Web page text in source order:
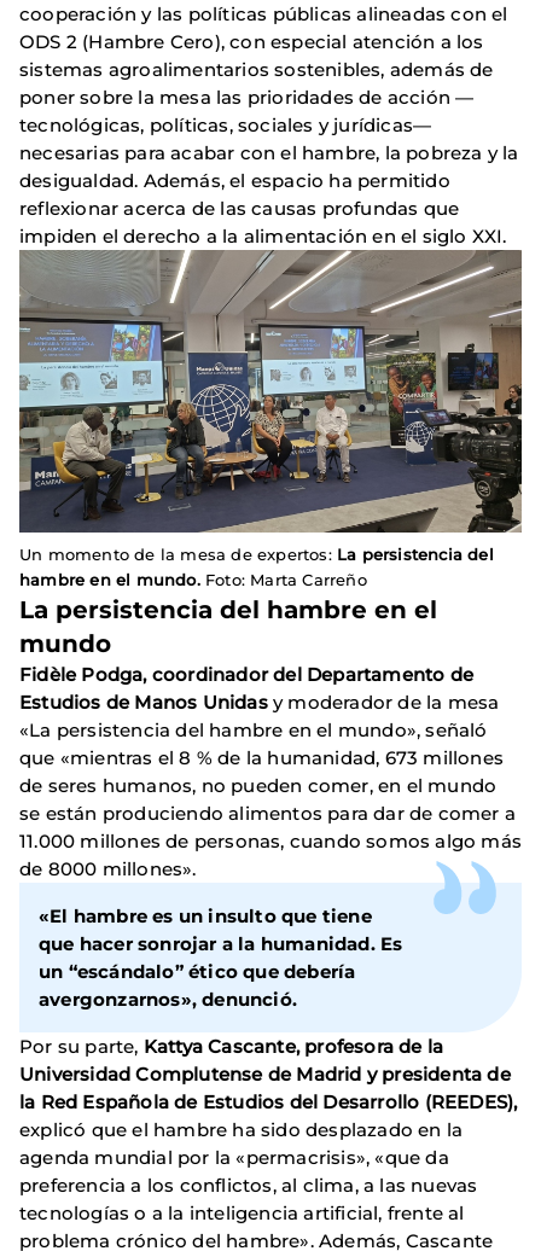
cooperación y las políticas públicas alineadas con el
ODS 2 (Hambre Cero), con especial atención a los
sistemas agroalimentarios sostenibles, además de
poner sobre la mesa las prioridades de acción —
tecnológicas, políticas, sociales y jurídicas—
necesarias para acabar con el hambre, la pobreza y la
desigualdad. Además, el espacio ha permitido
reflexionar acerca de las causas profundas que
impiden el derecho a la alimentación en el siglo XXI.
Un momento de la mesa de expertos: La persistencia del
hambre en el mundo.Foto: Marta Carreño
La persistencia del hambre en el
mundo
Fidèle Podga, coordinador del Departamento de
Estudios de Manos Unidasy moderador de la mesa
«La persistencia del hambre en el mundo», señaló
que «mientras el 8 % de la humanidad, 673 millones
de seres humanos, no pueden comer, en el mundo
se están produciendo alimentos para dar de comer a
11.000 millones de personas, cuando somos algo más
de 8000 millones».
«El hambre es un insulto que tiene
que hacer sonrojar a la humanidad. Es
un “escándalo” ético que debería
avergonzarnos», denunció.
Por su parte, Kattya Cascante, profesora de la
Universidad Complutense de Madrid y presidenta de
la Red Española de Estudios del Desarrollo (REEDES),
explicó que el hambre ha sido desplazado en la
agenda mundial por la «permacrisis», «que da
preferencia a los conflictos, al clima, a las nuevas
tecnologías o a la inteligencia artificial, frente al
problema crónico del hambre». Además, Cascante